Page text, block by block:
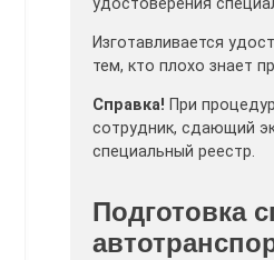
Изготавливается
тем, кто плохо знает
Справка! При
сотрудник, сдающий
специальный реестр.
Подготовка